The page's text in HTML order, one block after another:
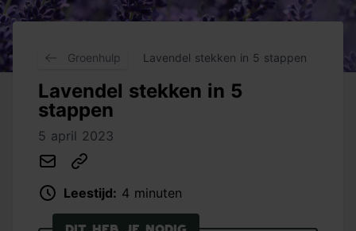
Groenhulp Lavendel stekken in 5 stappen
Lavendel stekken in 5
stappen
5 april 2023
Leestijd: 4 minuten